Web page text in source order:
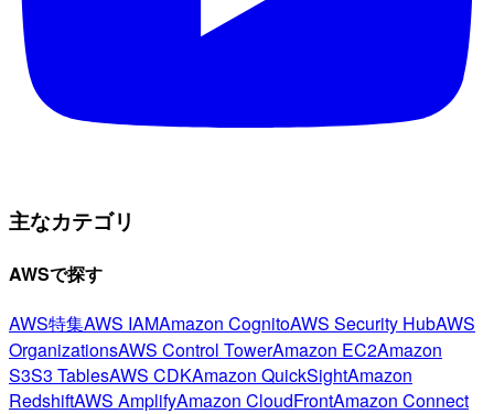
主なカテゴリ
AWSで探す
AWS特集AWS IAMAmazon CognitoAWS Security HubAWS
OrganizationsAWS Control TowerAmazon EC2Amazon
S3S3 TablesAWS CDKAmazon QuickSightAmazon
RedshiftAWS AmplifyAmazon CloudFrontAmazon Connect